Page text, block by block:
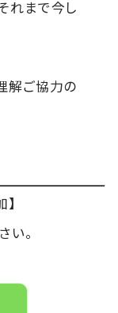
れまで今し
解ご協力の
い。